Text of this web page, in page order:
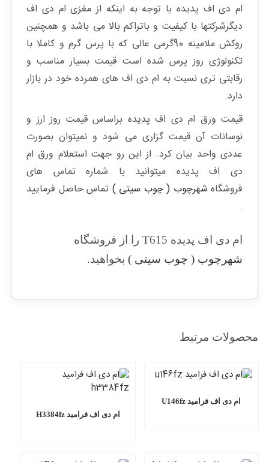
ام دی اف پدیده با توجه به اینکه از مغزی ام دی اف
دیگرشرکتها با کیفیت و باتراکم بالا می باشد و همچنین
روکش ملامینه 90گرمی عالی که با پرس گرم و کاملا با
تکنولوژی روز پرس شده است قیمت بسیار مناسب و
رقابتی تری نسبت به ام دی اف های همرده خود در بازار
دارد.
قیمت ورق ام دی اف پدیده براساس قیمت روز ارز و
نوسانات آن قیمت گزاری می شود و نمیتوان بصورت
عددی واحد بیان کرد. از این رو جهت استعلام ورق ام
دی اف پدیده میتوانید با شماره تماس های
فروشگاه شهرچوب ( چوب سیتی ) تماس حاصل فرمایید
.
ام دی اف پدیده T615 را از فروشگاه
شهرچوب ( چوب سیتی ) بخواهید.
محصولات مرتبط
ام دی اف فرامید U146fz
ام دی اف فرامید H3384fz